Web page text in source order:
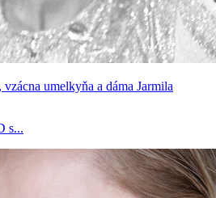
umelkyňa a dáma Jarmila
s...